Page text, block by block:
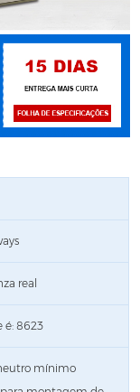
real
é: 8623
mínimo